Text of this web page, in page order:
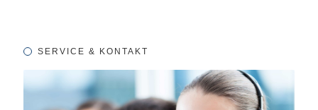
SERVICE & KONTAKT